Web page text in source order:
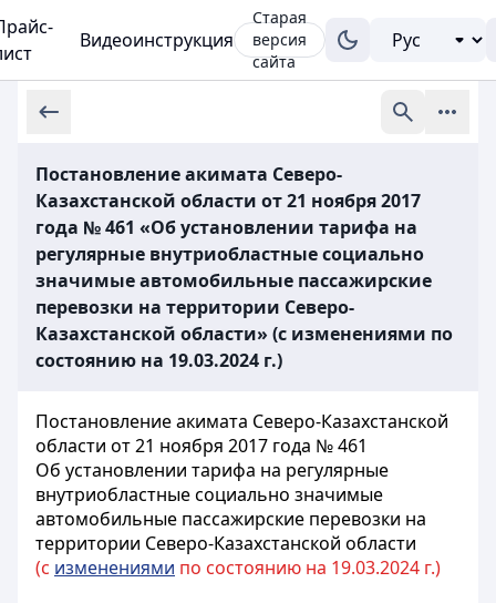
Видеоинструкция
Старая
версия
сайта
Постановление акимата Северо-
Казахстанской области от 21 ноября 2017
года № 461 «Об установлении тарифа на
регулярные внутриобластные социально
значимые автомобильные пассажирские
перевозки на территории Северо-
Казахстанской области» (с изменениями по
состоянию на 19.03.2024 г.)
Постановление акимата Северо-Казахстанской
области от 21 ноября 2017 года № 461
Об установлении тарифа на регулярные
внутриобластные социально значимые
автомобильные пассажирские перевозки на
территории Северо-Казахстанской области
(с изменениями по состоянию на 19.03.2024 г.)